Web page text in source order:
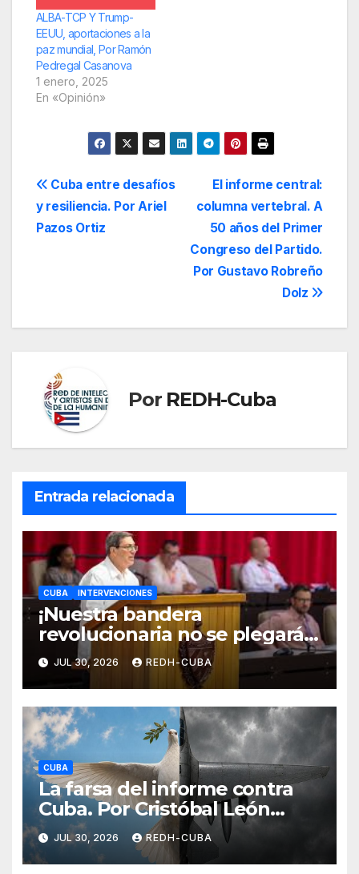
ALBA-TCP Y Trump-
EEUU, aportaciones a la
paz mundial, Por Ramón
Pedregal Casanova
1 enero, 2025
En «Opinión»
Navegación
de
El informe central:
columna vertebral. A
50 años del Primer
Congreso del Partido.
Por Gustavo Robreño
Dolz
Cuba entre desafíos
y resiliencia. Por Ariel
Pazos Ortiz
Por REDH-Cuba
Entrada relacionada
CUBA INTERVENCIONES
¡Nuestra bandera
revolucionaria no se plegará
jamás! Por Bruno Rodríguez
Parrilla
JUL 30, 2026 REDH-CUBA
CUBA
La farsa del informe contra
Cuba. Por Cristóbal León
Campos
JUL 30, 2026 REDH-CUBA